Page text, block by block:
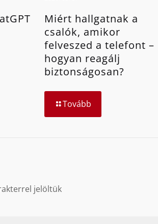
Miért hallgatnak a
csalók, amikor
felveszed a telefont –
hogyan reagálj
biztonságosan?
Tovább
jelöltük